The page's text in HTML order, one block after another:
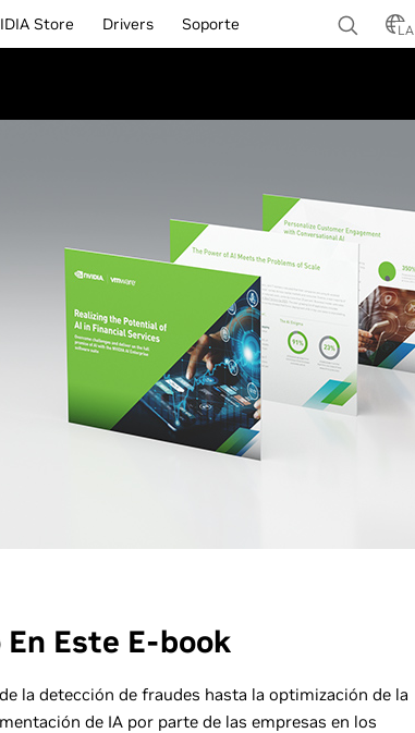
Store Drivers Soporte LA
Este E-book
la detección de fraudes hasta la optimización de la
de IA por parte de las empresas en los